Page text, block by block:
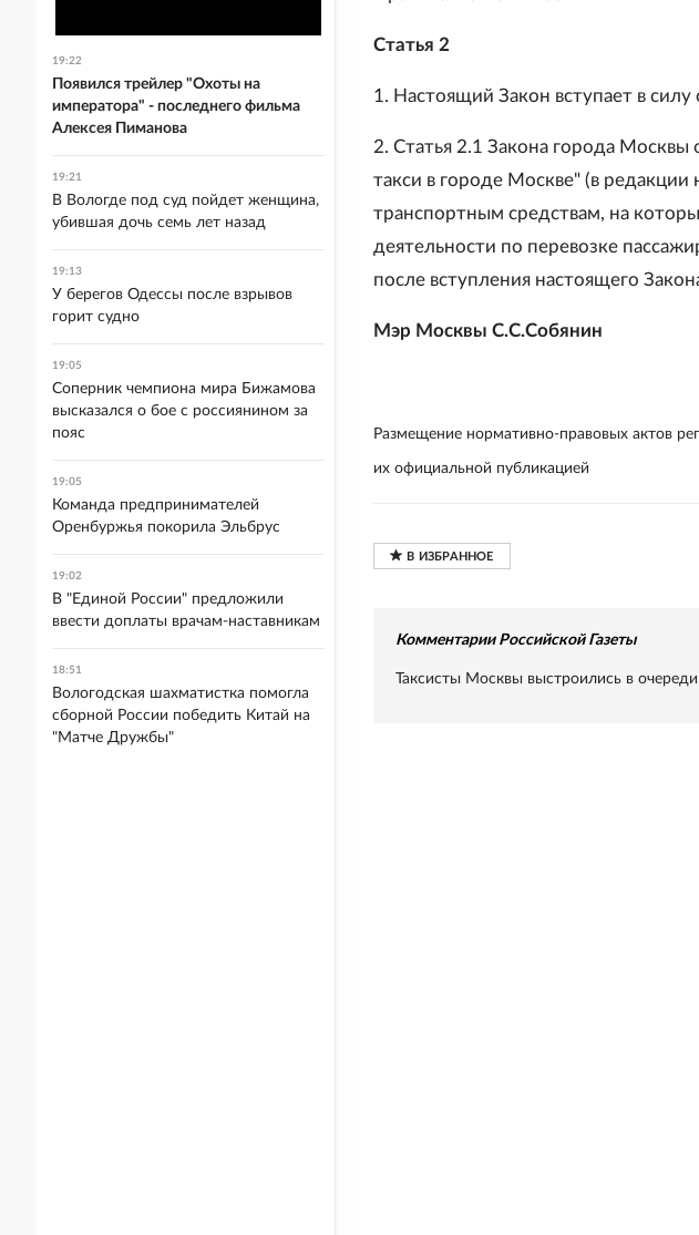
Статья 2
1. Настоящий Закон вступает в
2. Статья 2.1 Закона города
такси в городе Москве" (в редакции
транспортным средствам, на
деятельности по перевозке
после вступления настоящего
Мэр Москвы С.С.Собянин
Размещение нормативно-правовых актов
их официальной публикацией
Комментарии Российской Газеты
Таксисты Москвы выстроились в
19:22
Появился трейлер "Охоты на
императора" - последнего фильма
Алексея Пиманова
19:21
В Вологде под суд пойдет женщина,
убившая дочь семь лет назад
19:13
У берегов Одессы после взрывов
горит судно
19:05
Соперник чемпиона мира Бижамова
высказался о бое с россиянином за
пояс
19:05
Команда предпринимателей
Оренбуржья покорила Эльбрус
19:02
В "Единой России" предложили
ввести доплаты врачам-наставникам
18:51
Вологодская шахматистка помогла
сборной России победить Китай на
"Матче Дружбы"